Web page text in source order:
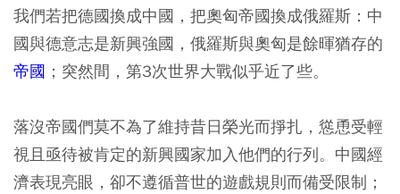
我們若把德國換成中國，把奧匈帝國換成俄羅斯：中
國與德意志是新興強國，俄羅斯與奧匈是餘暉猶存的
帝國 ；突然間，第3次世界大戰似乎近了些。
落沒帝國們莫不為了維持昔日榮光而掙扎，慫恿受輕
視且亟待被肯定的新興國家加入他們的行列。中國經
濟表現亮眼，卻不遵循普世的遊戲規則而備受限制；